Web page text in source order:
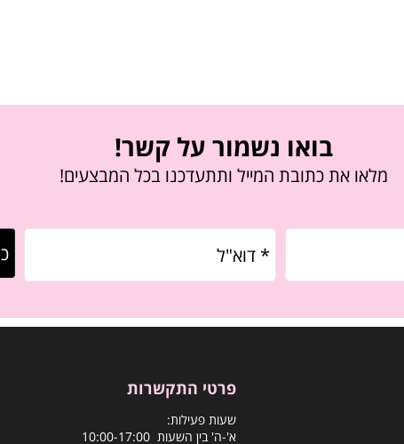
בואו נשמור על קשר!
מלאו את כתובת המייל ותתעדכנו בכל המבצעים!
פרטי התקשרות
שעות פעילות:
א'-ה' בין השעות 10:00-17:00